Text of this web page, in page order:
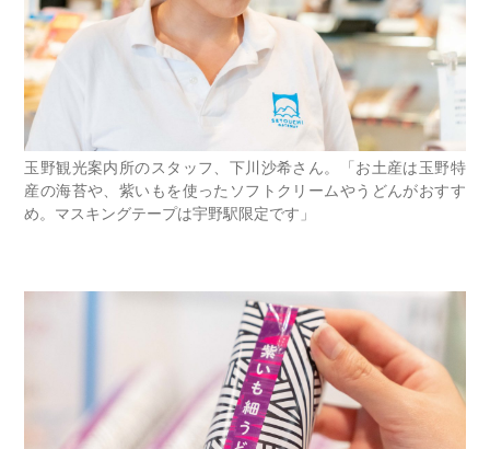
玉野観光案内所のスタッフ、下川沙希さん。「お土産は玉野特
産の海苔や、紫いもを使ったソフトクリームやうどんがおすす
め。マスキングテープは宇野駅限定です」